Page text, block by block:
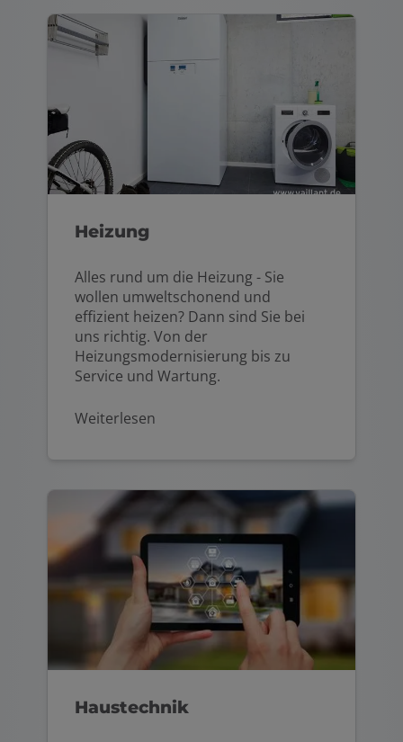
Heizung
Alles rund um die Heizung - Sie
wollen umweltschonend und
effizient heizen? Dann sind Sie bei
uns richtig. Von der
Heizungsmodernisierung bis zu
Service und Wartung.
Weiterlesen
Haustechnik